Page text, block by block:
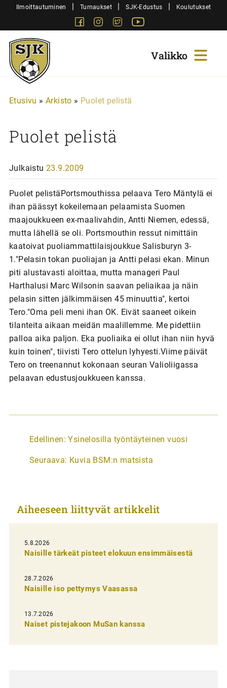
SiirryIlmoittautuminen | Turnaukset | SJK-Edustus | Koulutukset
FacebookInstagram
Twitter
Sjk-
Juniorit
Etusivu » Arkisto » Puolet pelistä
Puolet pelistä
Julkaistu 23.9.2009
Puolet pelistäPortsmouthissa pelaava Tero Mäntylä ei
ihan päässyt kokeilemaan pelaamista Suomen
maajoukkueen ex-maalivahdin, Antti Niemen, edessä,
mutta lähellä se oli. Portsmouthin ressut nimittäin
kaatoivat puoliammattilaisjoukkue Salisburyn 3-
1."Pelasin tokan puoliajan ja Antti pelasi ekan. Minun
piti alustavasti aloittaa, mutta manageri Paul
Harthalusi Marc Wilsonin saavan peliaikaa ja näin
pelasin sitten jälkimmäisen 45 minuuttia", kertoi
Tero."Oma peli meni ihan OK. Eivät saaneet oikein
tilanteita aikaan meidän maalillemme. Me pidettiin
palloa aika paljon. Eka puoliaika ei ollut ihan niin hyvä
kuin toinen", tiivisti Tero ottelun lyhyesti.Viime päivät
Tero on treenannut kokonaan seuran Valioliigassa
pelaavan edustusjoukkueen kanssa.
A
t
k
e
l
i
e
n
e
Edellinen: Ysinelosilla työntäyteinen vuosi
Seuraava: Kuvia BSM:n matsista
Aiheeseen liittyvät artikkelit
5.8.2026
Naisille tärkeät pisteet elokuun ensimmäisestä
28.7.2026
Naisille iso pettymys Vaasassa
13.7.2026
Naiset pistejakoon MuSan kanssa